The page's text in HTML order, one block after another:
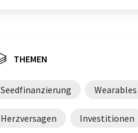
THEMEN
Seedfinanzierung Wearables
Herzversagen Investitionen